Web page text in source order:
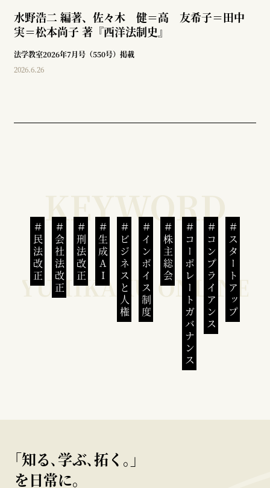
水野浩二 編著、佐々木 健＝高 友希子＝田中
実＝松本尚子 著『西洋法制史』
法学教室2026年7月号（550号）掲載
2026.6.26
民法改正 会社法改正 刑法改正 生成AI ビジネスと人権インボイス制度 株主総会 コーポレートガバナンスコンプライアンススタートアップ
｢知る､学ぶ､拓く｡｣
を日常に。